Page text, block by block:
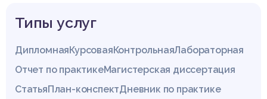
Типы услуг
ДипломнаяКурсоваяКонтрольнаяЛабораторная
Отчет по практикеМагистерская диссертация
СтатьяПлан-конспектДневник по практике